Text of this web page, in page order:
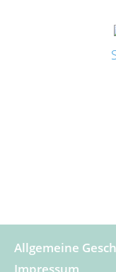
Allgemeine